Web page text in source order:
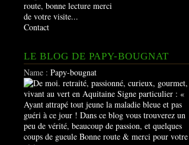
route, bonne lecture merci
de votre visite...
Contact
LE BLOG DE PAPY-BOUGNAT
Name : Papy-bougnat